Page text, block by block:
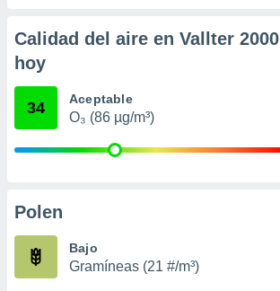
e
publicidad
1199
Calidad del aire en Vallter 2000
hoy
34 Aceptable
O₃ (86 µg/m³)
Polen
Bajo
Gramíneas (21 #/m³)